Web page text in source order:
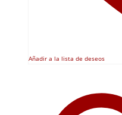
Añadir a la lista de deseos